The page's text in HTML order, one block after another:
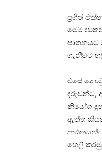
ප්‍රගීත්
මෙම
ඝාතනයට
ගැනීමට
එසේ
දරුවන්ට,
නියෝග
ඇත්ත
හෙලි කරමු